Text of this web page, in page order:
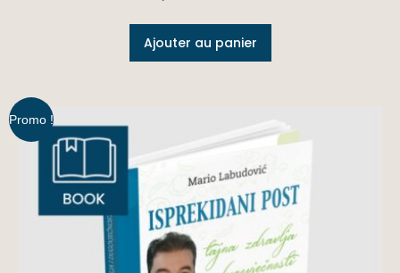
Ajouter au panier
Promo !